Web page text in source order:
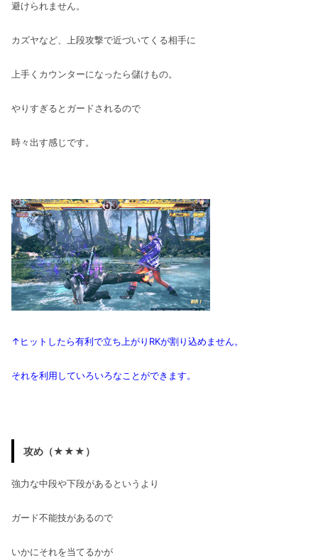
避けられません。
カズヤなど、上段攻撃で近づいてくる相手に
上手くカウンターになったら儲けもの。
やりすぎるとガードされるので
時々出す感じです。
↑ヒットしたら有利で立ち上がりRKが割り込めません。
それを利用していろいろなことができます。
攻め（★★★）
強力な中段や下段があるというより
ガード不能技があるので
いかにそれを当てるかが